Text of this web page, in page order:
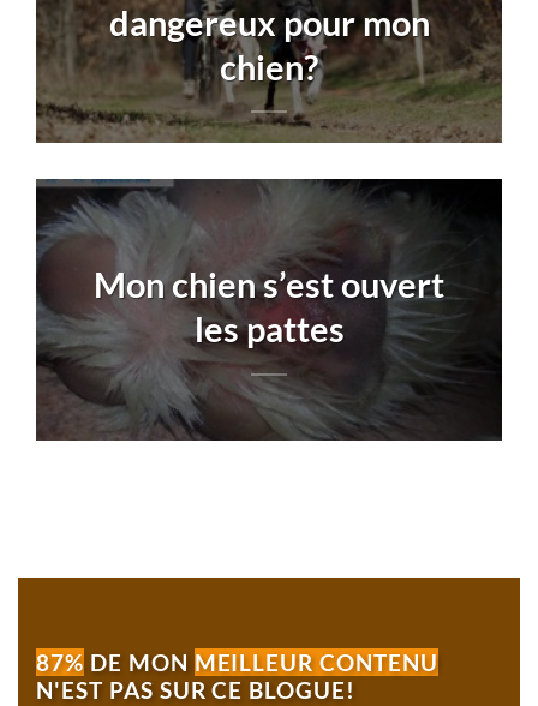
dangereux pour mon
chien?
Mon chien s’est ouvert
les pattes
87%DE MON MEILLEUR CONTENU
N'EST PAS SUR CE BLOGUE!